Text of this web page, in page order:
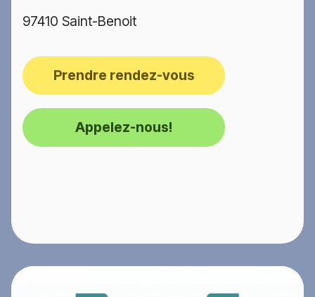
97410 Saint-Benoit
Prendre rendez-vous
Appelez-nous!